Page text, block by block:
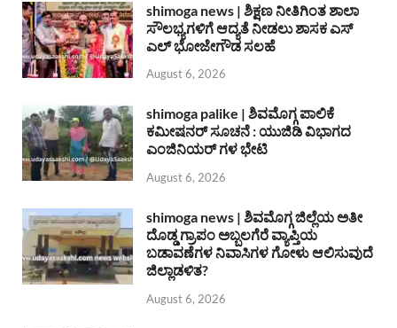
shimoga news | ಶಿಕ್ಷಣ ನೀತಿಗಿಂತ ಶಾಲಾ
ಸೌಲಭ್ಯಗಳಿಗೆ ಆದ್ಯತೆ ನೀಡಲು ಶಾಸಕ ಎಸ್
ಎಲ್ ಭೋಜೇಗೌಡ ಸಲಹೆ
August 6, 2026
shimoga palike | ಶಿವಮೊಗ್ಗ ಪಾಲಿಕೆ
ಕಮೀಷನರ್ ಸೂಚನೆ : ಯುಜಿಡಿ ವಿಭಾಗದ
ಎಂಜಿನಿಯರ್ ಗಳ ಭೇಟಿ
August 6, 2026
shimoga news | ಶಿವಮೊಗ್ಗ ಜಿಲ್ಲೆಯ ಅತೀ
ದೊಡ್ಡ ಗ್ರಾಪಂ ಅಬ್ಬಲಗೆರೆ ವ್ಯಾಪ್ತಿಯ
ಬಡಾವಣೆಗಳ ನಿವಾಸಿಗಳ ಗೋಳು ಆಲಿಸುವುದೆ
ಜಿಲ್ಲಾಡಳಿತ?
August 6, 2026